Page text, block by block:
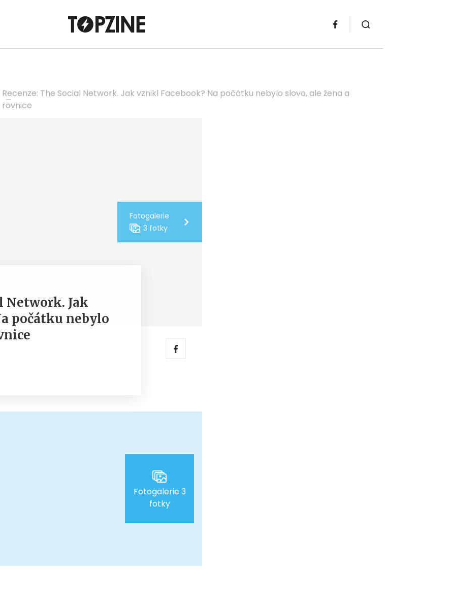
Recenze: The Social Network. Jak vznikl Facebook? Na počátku nebylo slovo, ale žena a
rovnice
Fotogalerie
3 fotky
Network. Jak
počátku nebylo
Fotogalerie 3
fotky